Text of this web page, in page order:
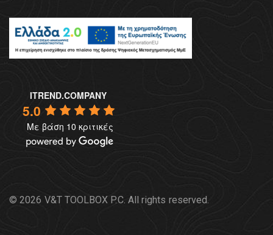
ITREND.COMPANY
5.0
Με βάση 10 κριτικές
© 2026 V&T TOOLBOX P.C. All rights reserved.